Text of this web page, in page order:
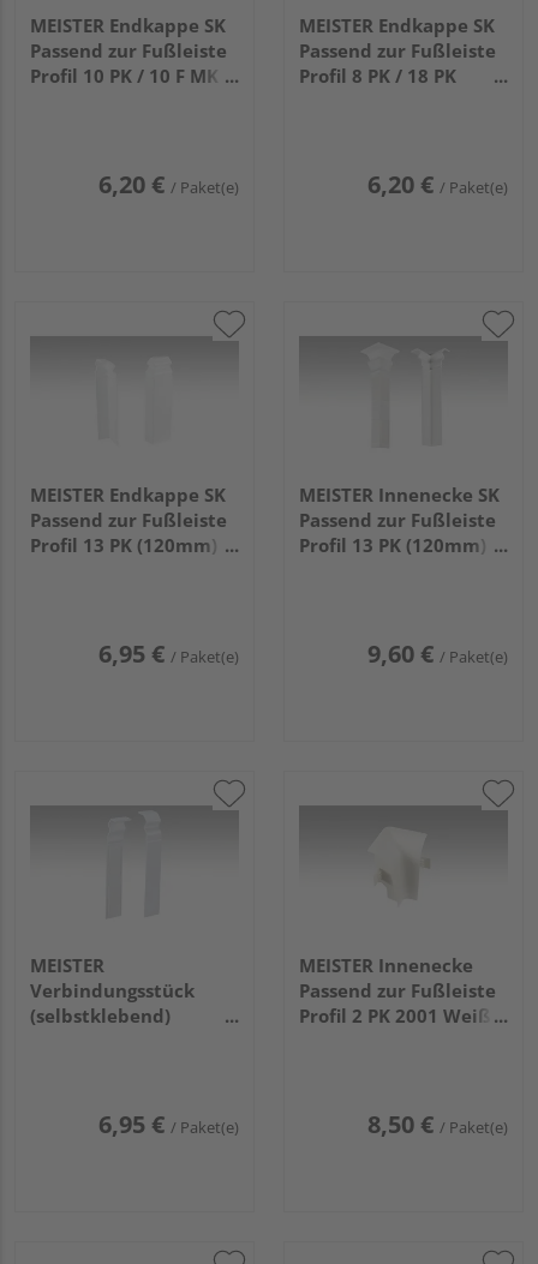
MEISTER Endkappe SK
Passend zur Fußleiste
Profil 10 PK / 10 F MK
6,20 € / Paket(e)
MEISTER Endkappe SK
Passend zur Fußleiste
Profil 8 PK / 18 PK
6,20 € / Paket(e)
MEISTER Endkappe SK
Passend zur Fußleiste
Profil 13 PK (120mm)
6,95 € / Paket(e)
MEISTER Innenecke SK
Passend zur Fußleiste
Profil 13 PK (120mm)
9,60 € / Paket(e)
MEISTER
Verbindungsstück
(selbstklebend)
6,95 € / Paket(e)
MEISTER Innenecke
Passend zur Fußleiste
Profil 2 PK 2001 Weiß 4
8,50 € / Paket(e)